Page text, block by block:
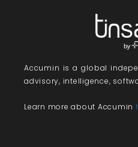
Accumin is a global
advisory, intelligence,
Learn more about Accumin